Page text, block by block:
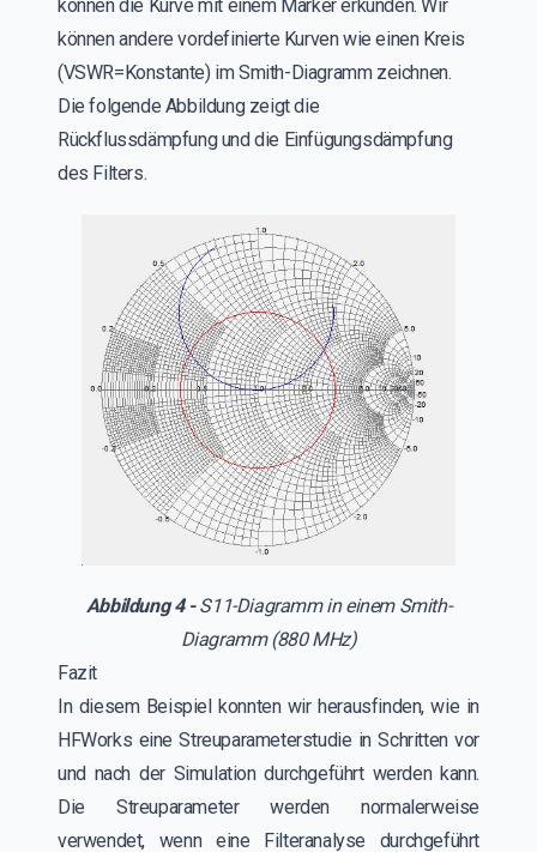
können die Kurve mit einem Marker erkunden. Wir
können andere vordefinierte Kurven wie einen Kreis
(VSWR=Konstante) im Smith-Diagramm zeichnen.
Die folgende Abbildung zeigt die
Rückflussdämpfung und die Einfügungsdämpfung
des Filters.
Abbildung 4 -S11-Diagramm in einem Smith-
Diagramm (880 MHz)
Fazit
In diesem Beispiel konnten wir herausfinden, wie in
HFWorks eine Streuparameterstudie in Schritten vor
und nach der Simulation durchgeführt werden kann.
Die Streuparameter werden normalerweise
verwendet, wenn eine Filteranalyse durchgeführt